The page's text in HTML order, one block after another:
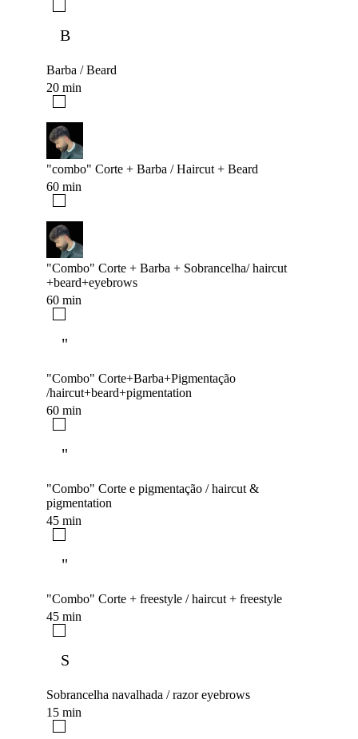
B
Barba / Beard
20 min
"combo" Corte + Barba / Haircut + Beard
60 min
"Combo" Corte + Barba + Sobrancelha/ haircut
+beard+eyebrows
60 min
"
"Combo" Corte+Barba+Pigmentação
/haircut+beard+pigmentation
60 min
"
"Combo" Corte e pigmentação / haircut &
pigmentation
45 min
"
"Combo" Corte + freestyle / haircut + freestyle
45 min
S
Sobrancelha navalhada / razor eyebrows
15 min